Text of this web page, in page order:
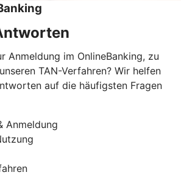
Anmeldung im OnlineBanking, zu
TAN-Verfahren? Wir helfen
auf die häufigsten Fragen
Anmeldung